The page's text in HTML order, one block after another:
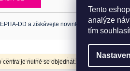
Tento
analýze
tím
je nutné se objednat. Tel.: 724 486 044
DD a získávejte novinky jako první.
Dobromila Darnadyová EPITA-DD. Všechna